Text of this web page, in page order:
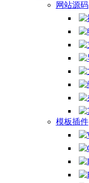
网站源码
模板插件